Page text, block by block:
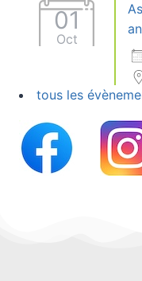
01
Oct
tous les